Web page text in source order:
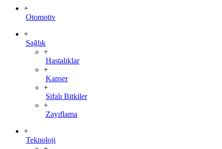
+
Otomotiv
+
Sağlık
+
Hastalıklar
+
Kanser
+
Şifalı Bitkiler
+
Zayıflama
+
Teknoloji